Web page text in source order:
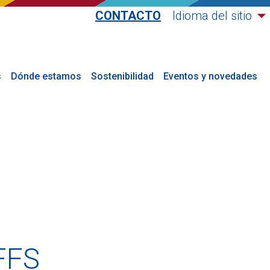
CONTACTO Idioma del sitio
Dónde estamos Sostenibilidad Eventos y novedades